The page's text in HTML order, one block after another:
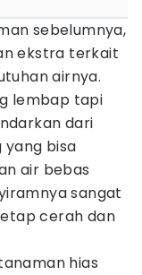
sebelumnya,
ekstra terkait
airnya.
lembap tapi
dari
bisa
air bebas
sangat
cerah dan
hias